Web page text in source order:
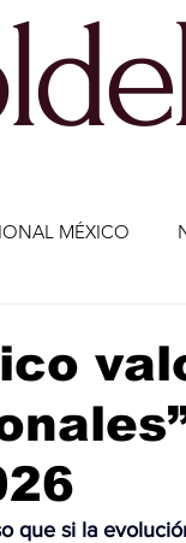
MÉXICO
CIENCIA Y
ENTRETENIMIENTO
que si la